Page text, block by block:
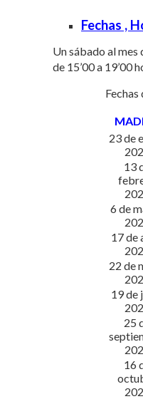
Fechas ,
Un sábado al mes
de 15’00 a 19’00
23 de
13
6 de
17 de
22 de
19 de
25
16